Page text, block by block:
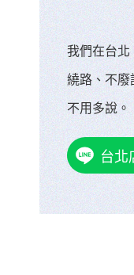
我們在台
繞路、不
不用多說。
台北